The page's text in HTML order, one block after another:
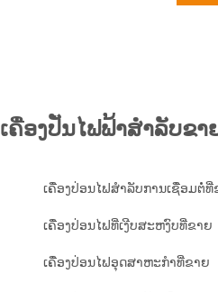
ເຄື່ອງປັ່ນໄຟຟ້າສຳລັບຂາ
ເຄື່ອງປ່ອນໄຟສຳລັບການເຊື່ອມຕໍ່ທີ່
ເຄື່ອງປ່ອນໄຟທີ່ເງີບສະຫງົບທີ່ຂາຍ
ເຄື່ອງປ່ອນໄຟອຸດສາຫະກຳທີ່ຂາຍ